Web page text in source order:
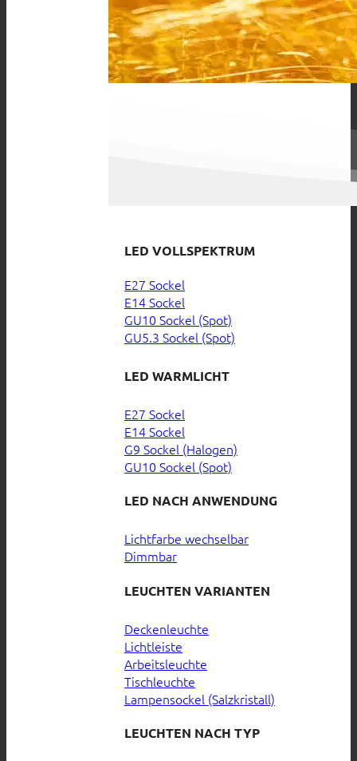
LED VOLLSPEKTRUM
E27 Sockel
E14 Sockel
GU10 Sockel (Spot)
GU5.3 Sockel (Spot)
LED WARMLICHT
E27 Sockel
E14 Sockel
G9 Sockel (Halogen)
GU10 Sockel (Spot)
LED NACH ANWENDUNG
Lichtfarbe wechselbar
Dimmbar
LEUCHTEN VARIANTEN
Deckenleuchte
Lichtleiste
Arbeitsleuchte
Tischleuchte
Lampensockel (Salzkristall)
LEUCHTEN NACH TYP